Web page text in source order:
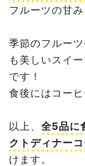
フルーツの甘
季節のフルー
も美しいスイ
です！
食後にはコー
以上、 全5品に
クトディナー
けます。